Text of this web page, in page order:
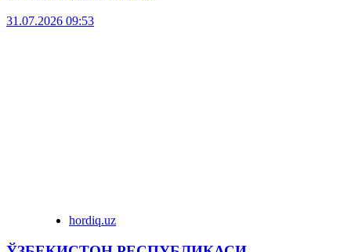
31.07.2026 09:53
hordiq.uz